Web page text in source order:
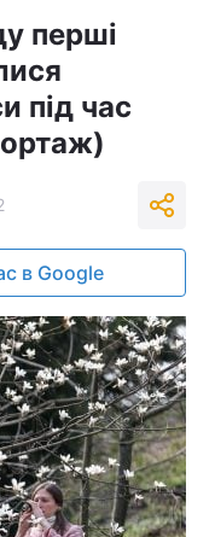
перші
під час
в Google